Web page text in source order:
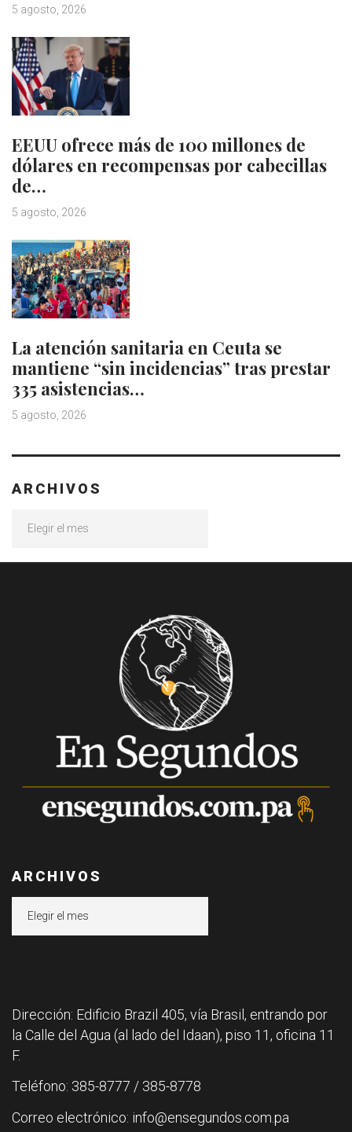
5 agosto, 2026
EEUU ofrece más de 100 millones de
dólares en recompensas por cabecillas
de…
5 agosto, 2026
La atención sanitaria en Ceuta se
mantiene “sin incidencias” tras prestar
335 asistencias…
5 agosto, 2026
ARCHIVOS
ARCHIVOS
Dirección: Edificio Brazil 405, vía Brasil, entrando por
la Calle del Agua (al lado del Idaan), piso 11, oficina 11
F.
Teléfono: 385-8777 / 385-8778
Correo electrónico: info@ensegundos.com.pa